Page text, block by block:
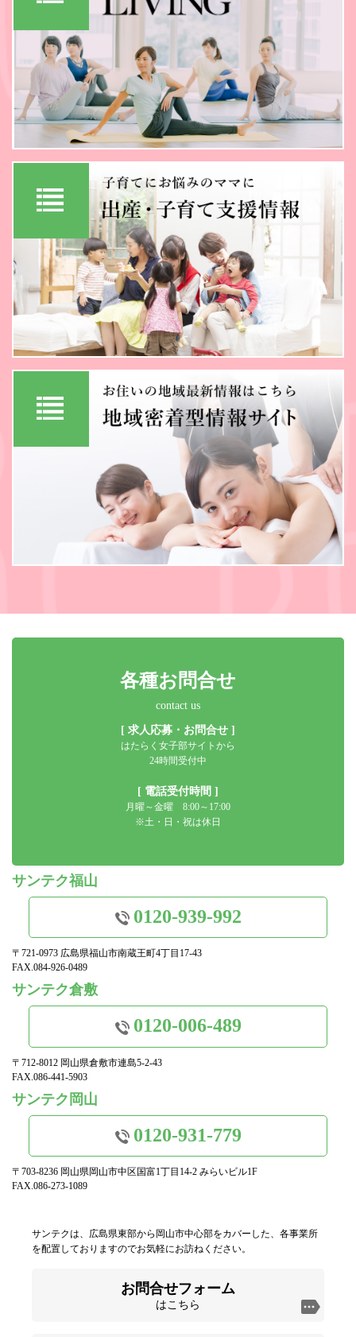
各種お問合せ
contact us
[ 求人応募・お問合せ ]
はたらく女子部サイトから
24時間受付中
[ 電話受付時間 ]
月曜～金曜 8:00～17:00
※土・日・祝は休日
サンテク福山
0120-939-992
〒721-0973 広島県福山市南蔵王町4丁目17-43
FAX.084-926-0489
サンテク倉敷
0120-006-489
〒712-8012 岡山県倉敷市連島5-2-43
FAX.086-441-5903
サンテク岡山
0120-931-779
〒703-8236 岡山県岡山市中区国富1丁目14-2 みらいビル1F
FAX.086-273-1089
サンテクは、広島県東部から岡山市中心部をカバーした、各事業所
を配置しておりますのでお気軽にお訪ねください。
お問合せフォーム
はこちら